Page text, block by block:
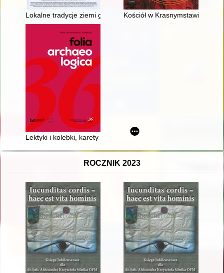
Lokalne tradycje ziemi głogowskiejKościół w Krasnymstawie. T. 1
Lektyki i kolebki, karety i zwykłe wozy : pojazdy dla pań i
ROCZNIK 2023